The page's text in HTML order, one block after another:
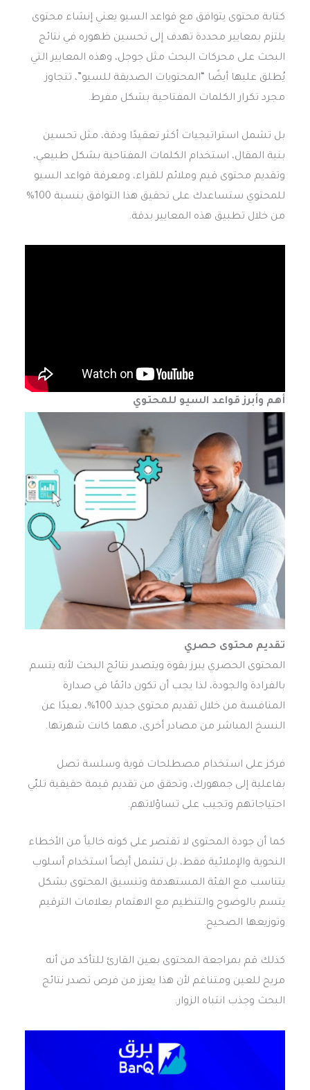
كتابة محتوى يتوافق مع قواعد السيو يعني إنشاء محتوى
يلتزم بمعايير محددة تهدف إلى تحسين ظهوره في نتائج
البحث على محركات البحث مثل جوجل، وهذه المعايير التي
يُطلق عليها أيضًا “المحتويات الصديقة للسيو”، تتجاوز
مجرد تكرار الكلمات المفتاحية بشكل مفرط.
بل تشمل استراتيجيات أكثر تعقيدًا ودقة، مثل تحسين
بنية المقال، استخدام الكلمات المفتاحية بشكل طبيعي،
وتقديم محتوى قيم وملائم للقراء، ومعرفة قواعد السيو
للمحتوي ستساعدك على تحقيق هذا التوافق بنسبة 100%
من خلال تطبيق هذه المعايير بدقة.
أهم وأبرز قواعد السيو للمحتوي
تقديم محتوى حصري
المحتوى الحصري يبرز بقوة ويتصدر نتائج البحث لأنه يتسم
بالفرادة والجودة، لذا يجب أن تكون دائمًا في صدارة
المنافسة من خلال تقديم محتوى جديد 100%، بعيدًا عن
النسخ المباشر من مصادر أخرى، مهما كانت شهرتها.
فركز على استخدام مصطلحات قوية وسلسة تصل
بفاعلية إلى جمهورك، وتحقق من تقديم قيمة حقيقية تلبّي
احتياجاتهم وتجيب على تساؤلاتهم.
كما أن جودة المحتوى لا تقتصر على كونه خالياً من الأخطاء
النحوية والإملائية فقط، بل تشمل أيضاً استخدام أسلوب
يتناسب مع الفئة المستهدفة وتنسيق المحتوى بشكل
يتسم بالوضوح والتنظيم مع الاهتمام بعلامات الترقيم
وتوزيعها الصحيح.
كذلك قم بمراجعة المحتوى بعين القارئ للتأكد من أنه
مريح للعين ومتناغم لأن هذا يعزز من فرص تصدر نتائج
البحث وجذب انتباه الزوار.